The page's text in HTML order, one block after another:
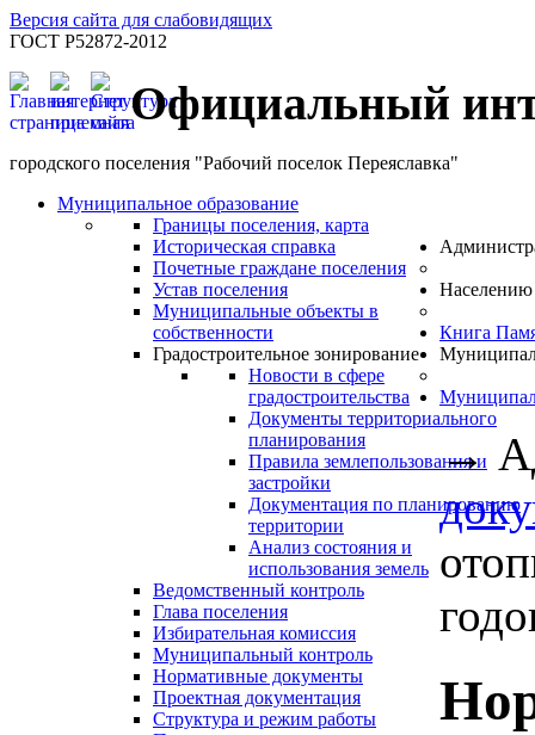
Версия сайта для слабовидящих
ГОСТ Р52872-2012
Официальный
городского поселения "Рабочий поселок Переяславка"
Муниципальное образование
Границы поселения, карта
Историческая справка
Почетные граждане поселения
Устав поселения
Муниципальные объекты в
собственности
Градостроительное зонирование
Новости в сфере
градостроительства
Документы территориального
планирования
Правила землепользования и
застройки
Документация по планированию
территории
Анализ состояния и
использования земель
Ведомственный контроль
Глава поселения
Избирательная комиссия
Муниципальный контроль
Нормативные документы
Проектная документация
Структура и режим работы
Населению
Книга
→